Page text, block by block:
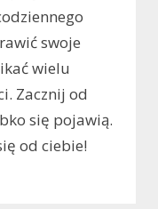
swoje
wielu
Zacznij od
się pojawią.
od ciebie!